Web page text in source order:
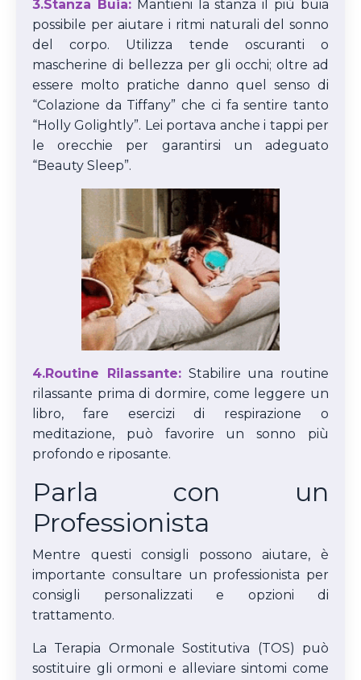
3.Stanza Buia: Mantieni la stanza il più buia
possibile per aiutare i ritmi naturali del sonno
del corpo. Utilizza tende oscuranti o
mascherine di bellezza per gli occhi; oltre ad
essere molto pratiche danno quel senso di
“Colazione da Tiffany” che ci fa sentire tanto
“Holly Golightly”. Lei portava anche i tappi per
le orecchie per garantirsi un adeguato
“Beauty Sleep”.
4.Routine Rilassante:Stabilire una routine
rilassante prima di dormire, come leggere un
libro, fare esercizi di respirazione o
meditazione, può favorire un sonno più
profondo e riposante.
Parla con un
Professionista
Mentre questi consigli possono aiutare, è
importante consultare un professionista per
consigli personalizzati e opzioni di
trattamento.
La Terapia Ormonale Sostitutiva (TOS) può
sostituire gli ormoni e alleviare sintomi come